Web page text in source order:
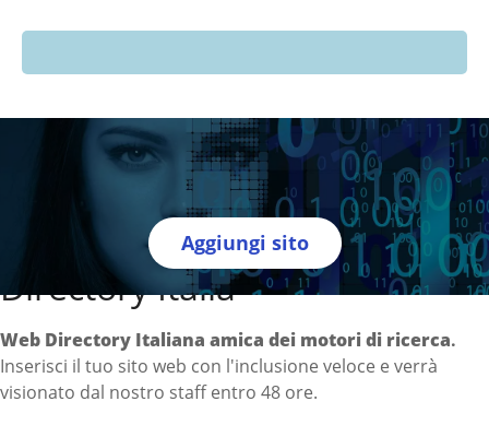
Aggiungi sito
Directory Italia
Web Directory Italiana amica dei motori di ricerca.
Inserisci il tuo sito web con l'inclusione veloce e verrà
visionato dal nostro staff entro 48 ore.